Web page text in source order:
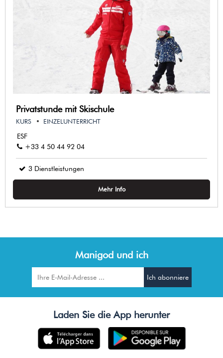
Privatstunde mit Skischule
KURS
EINZELUNTERRICHT
ESF
+33 4 50 44 92 04
3 Dienstleistungen
Mehr Info
Manigod und ich
Laden Sie die App herunter